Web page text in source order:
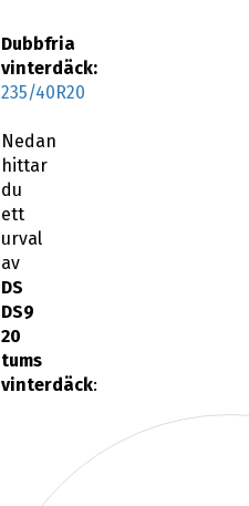
Dubbfria
vinterdäck:
235/40R20
Nedan
hittar
du
ett
urval
av
DS
DS9
20
tums
vinterdäck: